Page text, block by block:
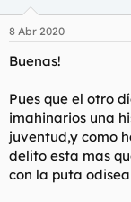
a
d
o
r
l
t
e
m
a
i
i
o
8 Abr 2020
Buenas!
Pues que el otro
imahinarios una
juventud,y como
delito esta mas
con la puta